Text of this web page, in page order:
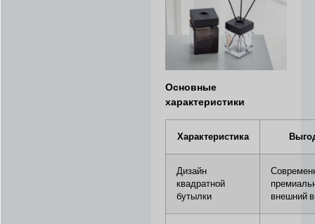
Основные
характеристики
Характеристика
Дизайн
квадратной
бутылки
внешний